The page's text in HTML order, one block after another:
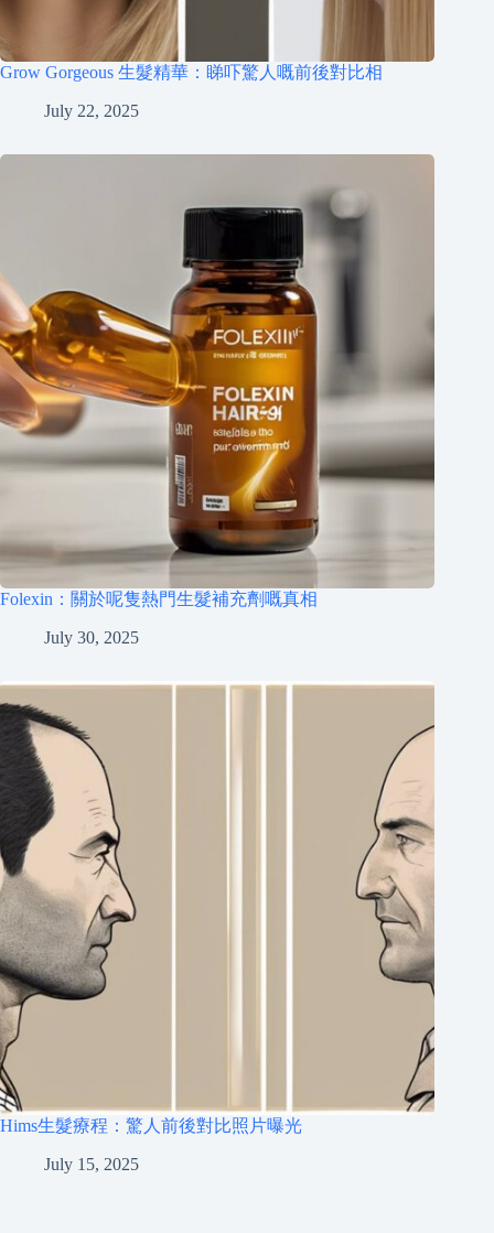
Grow Gorgeous 生髮精華：睇吓驚人嘅前後對比相
July 22, 2025
Folexin：關於呢隻熱門生髮補充劑嘅真相
July 30, 2025
Hims生髮療程：驚人前後對比照片曝光
July 15, 2025